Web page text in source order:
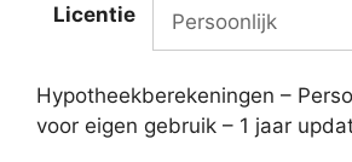
Licentie
Hypotheekberekeningen –
voor eigen gebruik – 1 jaar